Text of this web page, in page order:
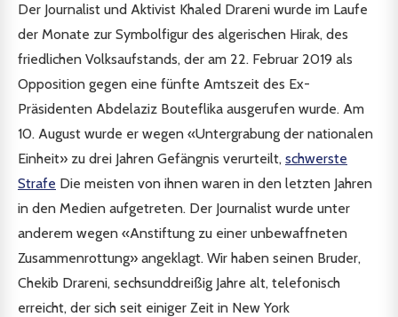
Der Journalist und Aktivist Khaled Drareni wurde im Laufe
der Monate zur Symbolfigur des algerischen Hirak, des
friedlichen Volksaufstands, der am 22. Februar 2019 als
Opposition gegen eine fünfte Amtszeit des Ex-
Präsidenten Abdelaziz Bouteflika ausgerufen wurde. Am
10. August wurde er wegen «Untergrabung der nationalen
Einheit» zu drei Jahren Gefängnis verurteilt, schwerste
Strafe Die meisten von ihnen waren in den letzten Jahren
in den Medien aufgetreten. Der Journalist wurde unter
anderem wegen «Anstiftung zu einer unbewaffneten
Zusammenrottung» angeklagt. Wir haben seinen Bruder,
Chekib Drareni, sechsunddreißig Jahre alt, telefonisch
erreicht, der sich seit einiger Zeit in New York